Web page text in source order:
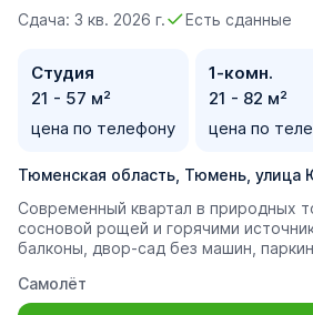
Сдача: 3 кв. 2026 г. Есть сданные
Студия
21 - 57 м²
цена по телефону
1-комн.
21 - 82 м²
цена по
Тюменская область, Тюмень, улица
Современный квартал в природных
сосновой рощей и горячими
балконы, двор-сад без машин,
Самолёт